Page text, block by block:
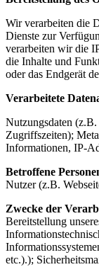
Wir verarbeiten die
Dienste zur
verarbeiten wir die
die Inhalte und
oder das Endgerät
Verarbeitete
Nutzungsdaten (z.B.
Zugriffszeiten);
Informationen, IP-
Betroffene
Nutzer (z.B.
Zwecke der
Bereitstellung
etc.).);